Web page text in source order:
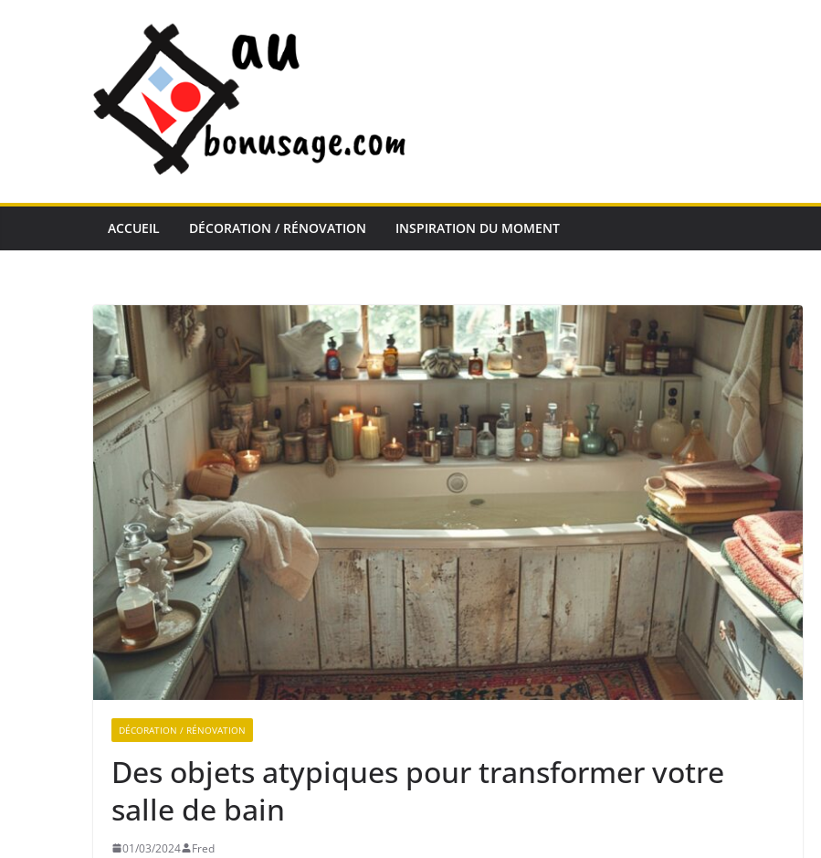
ACCUEIL DÉCORATION / RÉNOVATION INSPIRATION DU MOMENT
DÉCORATION / RÉNOVATION
Des objets atypiques pour transformer votre
salle de bain
01/03/2024 Fred